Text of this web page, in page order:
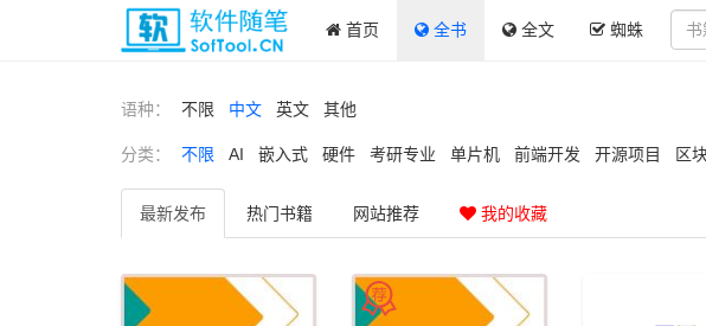
首页 全书 全文 蜘蛛
语种： 不限 中文 英文 其他
分类： 不限 AI 嵌入式 硬件 考研专业 单片机 前端开发 开源项目 区
最新发布 热门书籍 网站推荐 我的收藏